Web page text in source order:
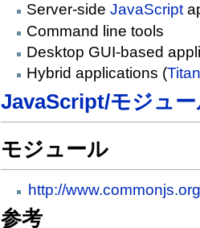
Server-sideJavaScript
Command line tools
Desktop GUI-based
Hybrid applications (
JavaScript/モジュー
モジュール
http://
参考